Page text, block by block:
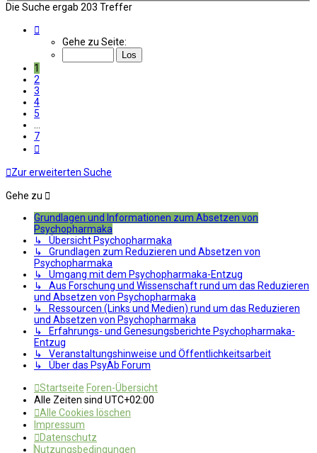
Die Suche ergab 203 Treffer
7
Gehe zu Seite:
1
2
3
4
5
7
Zur erweiterten Suche
Gehe zu
Grundlagen und Informationen zum Absetzen von
Psychopharmaka
↳ Übersicht Psychopharmaka
↳ Grundlagen zum Reduzieren und Absetzen von
Psychopharmaka
↳ Umgang mit dem Psychopharmaka-Entzug
↳ Aus Forschung und Wissenschaft rund um das Reduzieren
und Absetzen von Psychopharmaka
↳ Ressourcen (Links und Medien) rund um das Reduzieren
und Absetzen von Psychopharmaka
↳ Erfahrungs- und Genesungsberichte Psychopharmaka-
Entzug
↳ Veranstaltungshinweise und Öffentlichkeitsarbeit
↳ Über das PsyAb Forum
Startseite Foren-Übersicht
Alle Zeiten sind UTC+02:00
Alle Cookies löschen
Impressum
Datenschutz
Nutzungsbedingungen